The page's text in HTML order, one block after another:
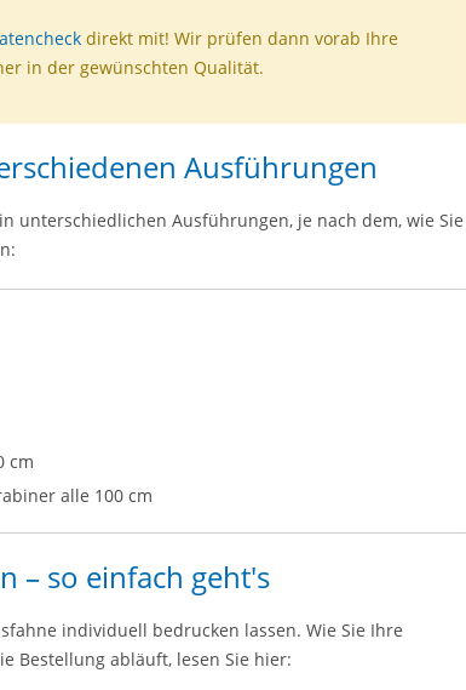
direkt mit! Wir prüfen dann vorab Ihre
in der gewünschten Qualität.
Ausführungen
unterschiedlichen Ausführungen, je nach dem, wie Sie
cm
alle 100 cm
– so einfach geht's
individuell bedrucken lassen. Wie Sie Ihre
Bestellung abläuft, lesen Sie hier: